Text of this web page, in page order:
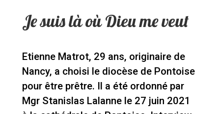
Je suis là où Dieu me veut
Etienne Matrot, 29 ans, originaire de
Nancy, a choisi le diocèse de Pontoise
pour être prêtre. Il a été ordonné par
Mgr Stanislas Lalanne le 27 juin 2021